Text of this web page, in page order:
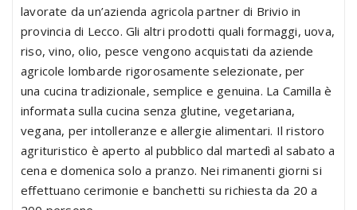
lavorate da un’azienda agricola partner di Brivio in
provincia di Lecco. Gli altri prodotti quali formaggi, uova,
riso, vino, olio, pesce vengono acquistati da aziende
agricole lombarde rigorosamente selezionate, per
una cucina tradizionale, semplice e genuina. La Camilla è
informata sulla cucina senza glutine, vegetariana,
vegana, per intolleranze e allergie alimentari. Il ristoro
agrituristico è aperto al pubblico dal martedì al sabato a
cena e domenica solo a pranzo. Nei rimanenti giorni si
effettuano cerimonie e banchetti su richiesta da 20 a